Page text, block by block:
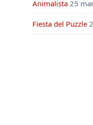
Animalista 25
Fiesta del Puzzle